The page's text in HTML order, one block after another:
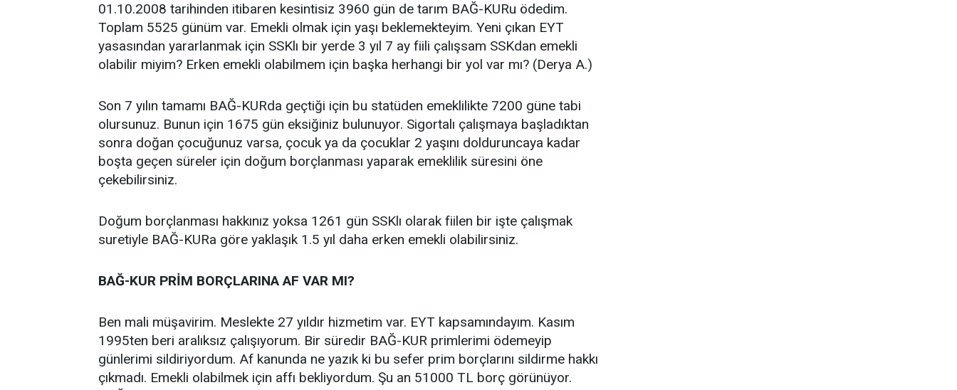
01.10.2008 tarihinden itibaren kesintisiz 3960 gün de tarım BAĞ-KURu ödedim.
Toplam 5525 günüm var. Emekli olmak için yaşı beklemekteyim. Yeni çıkan EYT
yasasından yararlanmak için SSKlı bir yerde 3 yıl 7 ay fiili çalışsam SSKdan emekli
olabilir miyim? Erken emekli olabilmem için başka herhangi bir yol var mı? (Derya A.)
Son 7 yılın tamamı BAĞ-KURda geçtiği için bu statüden emeklilikte 7200 güne tabi
olursunuz. Bunun için 1675 gün eksiğiniz bulunuyor. Sigortalı çalışmaya başladıktan
sonra doğan çocuğunuz varsa, çocuk ya da çocuklar 2 yaşını dolduruncaya kadar
boşta geçen süreler için doğum borçlanması yaparak emeklilik süresini öne
çekebilirsiniz.
Doğum borçlanması hakkınız yoksa 1261 gün SSKlı olarak fiilen bir işte çalışmak
suretiyle BAĞ-KURa göre yaklaşık 1.5 yıl daha erken emekli olabilirsiniz.
BAĞ-KUR PRİM BORÇLARINA AF VAR MI?
Ben mali müşavirim. Meslekte 27 yıldır hizmetim var. EYT kapsamındayım. Kasım
1995ten beri aralıksız çalışıyorum. Bir süredir BAĞ-KUR primlerimi ödemeyip
günlerimi sildiriyordum. Af kanunda ne yazık ki bu sefer prim borçlarını sildirme hakkı
çıkmadı. Emekli olabilmek için affı bekliyordum. Şu an 51000 TL borç görünüyor.